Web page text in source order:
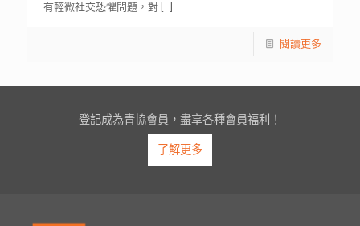
有輕微社交恐懼問題，對[…]
閱讀更多
登記成為青協會員，盡享各種會員福利！
了解更多